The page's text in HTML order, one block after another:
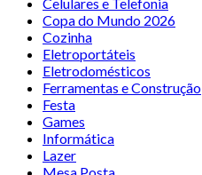
Copa do Mundo 2026
Cozinha
Eletroportáteis
Eletrodomésticos
Ferramentas e Construção
Festa
Games
Informática
Lazer